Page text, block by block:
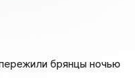
брянцы ночью